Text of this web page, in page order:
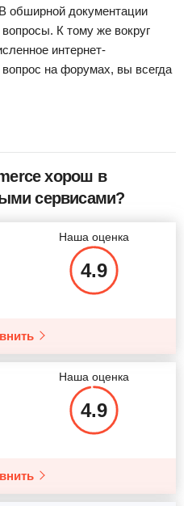
обширной документации
К тому же вокруг
интернет-
на форумах, вы всегда
хорош в
сервисами?
Наша оценка
4.9
Наша оценка
4.9